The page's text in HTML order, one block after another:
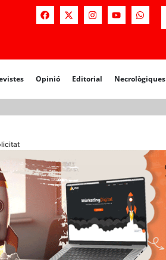
Opinió Editorial Necrològiques
Opinió Editorial Necrològiques